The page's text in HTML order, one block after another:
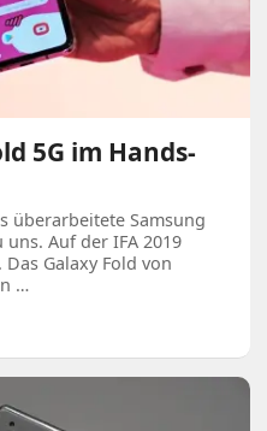
5G im Hands-
überarbeitete Samsung
uns. Auf der IFA 2019
Galaxy Fold von
…